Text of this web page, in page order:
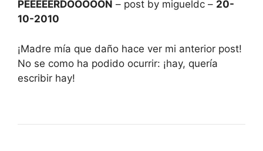
PEEEEERDOOOOON – post by migueldc – 20-
10-2010
¡Madre mía que daño hace ver mi anterior post!
No se como ha podido ocurrir: ¡hay, quería
escribir hay!